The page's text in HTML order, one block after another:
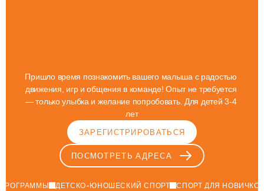
Пришло время познакомить вашего малыша с радостью
движения, игр и общения в команде! Опыт не требуется
— только улыбка и желание попробовать. Для детей 3-4
лет
ЗАРЕГИСТРИРОВАТЬСЯ
ПОСМОТРЕТЬ АДРЕСА
ДЕТСКО-ЮНОШЕСКИЙ СПОРТ СПОРТ ДЛЯ